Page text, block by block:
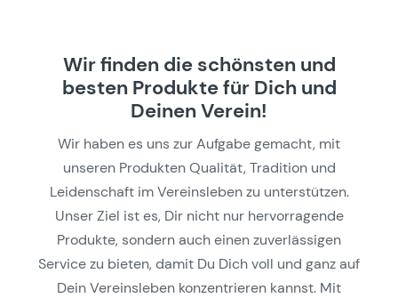
Wir finden die schönsten und
besten Produkte für Dich und
Deinen Verein!
Wir haben es uns zur Aufgabe gemacht, mit
unseren Produkten Qualität, Tradition und
Leidenschaft im Vereinsleben zu unterstützen.
Unser Ziel ist es, Dir nicht nur hervorragende
Produkte, sondern auch einen zuverlässigen
Service zu bieten, damit Du Dich voll und ganz auf
Dein Vereinsleben konzentrieren kannst. Mit